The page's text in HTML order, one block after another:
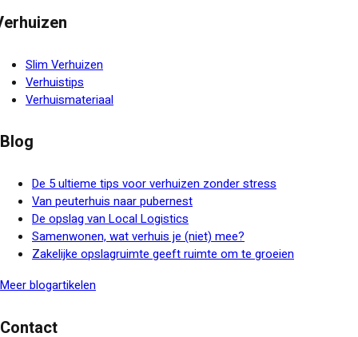
Slim Verhuizen
Verhuistips
Verhuismateriaal
Blog
De 5 ultieme tips voor verhuizen zonder stress
Van peuterhuis naar pubernest
De opslag van Local Logistics
Samenwonen, wat verhuis je (niet) mee?
Zakelijke opslagruimte geeft ruimte om te groeien
Meer blogartikelen
Contact